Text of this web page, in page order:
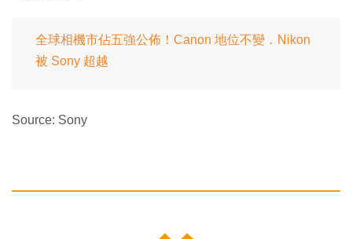
全球相機市佔五強公佈！Canon 地位不變．Nikon
被 Sony 超越
Source: Sony